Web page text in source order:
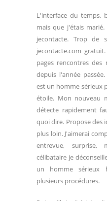
L'interface du temps,
mais que j'étais
jecontacte. Trop de
jecontacte.com
pages rencontres des
depuis l'année
est un homme sèrieux
étoile. Mon nouveau
détecte rapidement
quoi dire. Propose des
plus loin. J'aimerai
entrevue, surprise,
célibataire je
un homme sérieux
plusieurs procédures.